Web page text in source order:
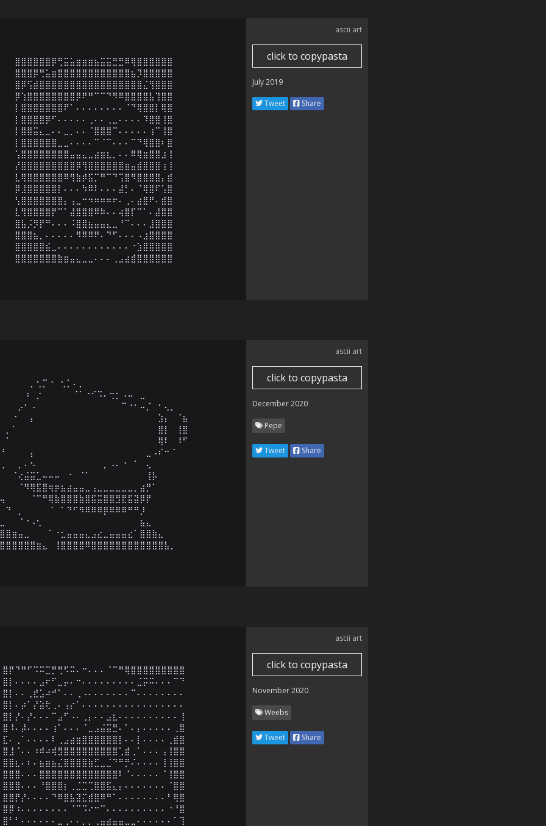
⣿⣿⣿⣿⣿⣿⡿⢛⣭⣥⣶⣶⣶⣦⣭⣭⣛⣛⠿⢿⣿⣿⣿⣿⣿⣿
⣿⣿⣿⡿⢛⣥⣶⣿⣿⣿⣿⣿⣿⣿⣿⣿⣿⣿⣿⣦⡹⣿⣿⣿⣿⣿
⣿⡿⢫⣾⣿⣿⣿⣿⣿⣿⣿⣿⣿⣿⣿⣿⣿⣿⣿⣿⣿⣌⢻⣿⣿⣿
⡿⢱⣿⣿⣿⣿⣿⣿⣿⣿⡿⠟⠛⠉⠉⠙⠻⠿⣿⣿⣿⣿⣧⢹⣿⣿
⡇⣿⣿⣿⣿⣿⣿⣿⠟⠁⠄⠄⠄⠄⠄⠄⠄⠄⠈⠙⢿⣿⣿⡇⢿⣿
⡇⣿⣿⣿⣿⡿⠋⠄⠄⠄⠄⠄⢀⠄⠄⢀⣀⠄⠄⠄⠄⠹⣿⣿⢸⣿
⡇⣿⣿⣭⣄⣀⠄⠄⣀⡀⠄⠄⠈⣿⣿⣿⠉⠄⠄⠄⠄⠄⢰⠉⢸⣿
⡇⣿⣿⣿⣿⣿⣿⣀⣀⠄⠄⠄⠄⠉⠈⠉⠄⠄⠄⠉⠙⢿⣿⣿⠆⣿
⢡⣿⣿⣿⣿⣿⣿⣿⣿⣤⣤⣄⣀⣴⣶⣆⡀⠄⠄⠿⢿⣶⣿⣿⣰⢸
⡜⣿⣿⣿⣿⣿⣿⣿⣿⣿⡿⢻⣿⣿⣿⣿⣿⣿⣶⣤⣾⣿⣿⣿⢰⢸
⣇⢿⣿⣿⣿⣿⣿⣿⠿⢻⣷⡾⣯⡉⠛⠉⠙⢩⣿⠻⣿⣿⣿⣿⡄⣾
⡿⣸⣿⣿⣿⣿⣿⡇⠄⠄⠄⠳⠿⠇⠄⠄⠄⣼⡃⠄⠈⢿⣿⠏⢡⣿
⢣⣿⣿⣿⣿⣿⣿⣿⡄⢠⣀⠒⠲⠶⠶⠶⠖⠄⢀⠄⣴⣿⠟⠄⣾⣿
⣇⢻⣿⣿⣿⣿⡟⠉⠁⣼⣿⣿⣿⠿⠷⠄⠄⢴⣿⡏⠉⠁⠄⣼⣿⣿
⣿⣧⡨⡻⡟⠛⠄⠄⠄⠨⣿⣿⣦⣤⣤⣄⣀⠘⠉⠄⠄⠄⣸⣿⣿⣿
⣿⣿⣿⣦⡀⠄⠄⠄⠄⠄⠻⠿⠿⠟⠄⠙⠋⠄⠄⠄⠠⣰⣿⣿⣿⣿
⣿⣿⣿⣿⣿⣮⣀⠄⠄⠄⠄⠄⠄⠄⠄⠄⠄⠄⠄⠐⣱⣿⣿⣿⣿⣿
⣿⣿⣿⣿⣿⣿⣿⣷⣶⣤⣄⣀⣀⠄⠄⠄⢀⣠⣴⣾⣿⣿⣿⣿⣿⣿
ascii art
click to copypasta
July 2019
Tweet Share
⠀⠀⠀⠀⠀⡀⢂⡉⠐⠀⢂⡁⠄⡀⠀⠀⠀⠀⠀⠀⠀⠀⠀⠀⠀⠀⠀⠀⠀
⠀⠀⠀⠀⠰⠀⡐⠀⠀⠀⠀⠀⠈⠁⠐⠊⠩⠄⢒⡂⠠⠤⠀⣀⠀⠀⠀⠀⠀
⠀⠀⠀⡠⠂⠠⠀⠀⠀⠀⠀⠀⠀⠀⠀⠀⠀⠀⠀⠀⠉⠐⠂⠤⡈⠀⠂⢄⡀⠀
⠀⠀⠐⠀⠀⡄⠀⠀⠀⠀⠀⠀⠀⠀⠀⠀⠀⠀⠀⠀⠀⠀⠀⠀⠀⠀⣱⡄⠀⠈⣦
⠀⡀⠁⠀⠀⠀⠀⠀⠀⠀⠀⠀⠀⠀⠀⠀⠀⠀⠀⠀⠀⠀⠀⠀⠀⠀⣿⡇⠀⢸⣿
⠀⠁⠀⠀⠀⠀⠀⠀⠀⠀⠀⠀⠀⠀⠀⠀⠀⠀⠀⠀⠀⠀⠀⠀⠀⠀⢿⠇⠀⠸⠋
⠘⠀⠀⠀⠀⡄⠀⠀⠀⠀⠀⠀⠀⠀⠀⠀⠀⠀⠀⠀⠀⠀⠀⠀⣀⠠⠎⠒⠈⠀
⢀⠀⠀⡀⠄⠢⠀⠀⠀⠀⠀⠀⠀⠀⠀⠀⠀⡀⠠⠄⠐⠀⠁⠀⢄⠀⠀⠀
⠀⠀⠈⢔⣬⣭⣁⠤⠤⠤⠀⠐⠀⠈⠁⠀⠀⠀⠀⠀⠀⠀⠀⠀⢸⡧⠀
⠀⠀⠀⠈⠻⢿⣯⣿⢶⡶⣦⣴⣤⣤⣀⢠⣀⣀⣀⣀⣀⣀⡀⣴⡛⠁⠀⠀
⢤⠀⠀⠀⠀⠈⠉⠛⢿⣷⣿⣿⣿⣷⣿⣯⣭⣿⣿⣻⣟⣯⣽⡿⡟⠀⠀⠀
⠀⠙⠀⡀⠀⠀⠀⠀⠈⠀⠁⠙⠋⠻⠿⠿⠿⡿⠿⠿⠿⠛⠛⡸⠀⠀⠀⠀
⣀⠀⠀⠈⠐⠠⢂⠀⠀⠀⠀⠀⠀⠀⠀⠀⠀⠀⠀⠀⠀⠀⠀⣦⣄⠀⠀⠀⠀⠀
⣿⣿⣶⣤⣀⠀⠀⠀⠁⠐⣂⣤⣤⣤⣄⣠⣔⣀⣤⣤⣤⣔⠁⣿⣿⣷⣄⠀⠀
⣿⣿⣿⣿⣿⣿⣶⣄⠀⢸⣿⣿⣿⣿⠿⣿⣿⣿⣿⣿⣿⣿⣿⣿⣿⣿⣿⣧⡀
ascii art
click to copypasta
December 2020
Pepe
Tweet Share
⣿⡟⠙⠛⠋⠩⠭⣉⡛⢛⠫⠭⠄⠒⠄⠄⠄⠈⠉⠛⢿⣿⣿⣿⣿⣿⣿⣿⣿⣿
⣿⡇⠄⠄⠄⠄⣠⠖⠋⣀⡤⠄⠒⠄⠄⠄⠄⠄⠄⠄⠄⠄⣈⡭⠭⠄⠄⠄⠉⠙
⣿⡇⠄⠄⢀⣞⣡⠴⠚⠁⠄⠄⢀⠠⠄⠄⠄⠄⠄⠄⠄⠉⠄⠄⠄⠄⠄⠄⠄⠄
⣿⡇⠄⡴⠁⡜⣵⢗⢀⠄⢠⡔⠁⠄⠄⠄⠄⠄⠄⠄⠄⠄⠄⠄⠄⠄⠄⠄⠄⠄
⣿⡇⡜⠄⡜⠄⠄⠄⠉⣠⠋⠠⠄⢀⡄⠄⠄⣠⣆⠄⠄⠄⠄⠄⠄⠄⠄⠄⠄⢸
⣿⠸⠄⡼⠄⠄⠄⠄⢰⠁⠄⠄⠄⠈⣀⣠⣬⣭⣛⠄⠁⠄⡄⠄⠄⠄⠄⠄⢀⣿
⣏⠄⢀⠁⠄⠄⠄⠄⠇⢀⣠⣴⣶⣿⣿⣿⣿⣿⣿⡇⠄⠄⡇⠄⠄⠄⠄⢀⣾⣿
⣿⣸⠈⠄⠄⠰⠾⠴⢾⣻⣿⣿⣿⣿⣿⣿⣿⣿⣿⢁⣾⢀⠁⠄⠄⠄⢠⢸⣿⣿
⣿⣿⣆⠄⠆⠄⣦⣶⣦⣌⣿⣿⣿⣿⣷⣋⣀⣈⠙⠛⡛⠌⠄⠄⠄⠄⢸⢸⣿⣿
⣿⣿⣿⠄⠄⠄⣿⣿⣿⣿⣿⣿⣿⣿⣿⣿⣿⣿⣿⠇⠈⠄⠄⠄⠄⠄⠈⢸⣿⣿
⣿⣿⣿⠄⠄⠄⠘⣿⣿⣿⡆⢀⣈⣉⢉⣿⣿⣯⣄⡄⠄⠄⠄⠄⠄⠄⠄⠈⣿⣿
⣿⣿⡟⡜⠄⠄⠄⠄⠙⠿⣿⣧⣽⣍⣾⣿⠿⠛⠁⠄⠄⠄⠄⠄⠄⠄⠄⠃⢿⣿
⣿⡿⠰⠄⠄⠄⠄⠄⠄⠄⠄⠈⠉⠩⠔⠒⠉⠄⠄⠄⠄⠄⠄⠄⠄⠄⠄⠐⠘⣿
⣿⠃⠃⠄⠄⠄⠄⠄⠄⣀⢀⠄⠄⡀⡀⢀⣤⣴⣤⣤⣀⣀⠄⠄⠄⠄⠄⠄⠁⢹
ascii art
click to copypasta
November 2020
Weebs
Tweet Share